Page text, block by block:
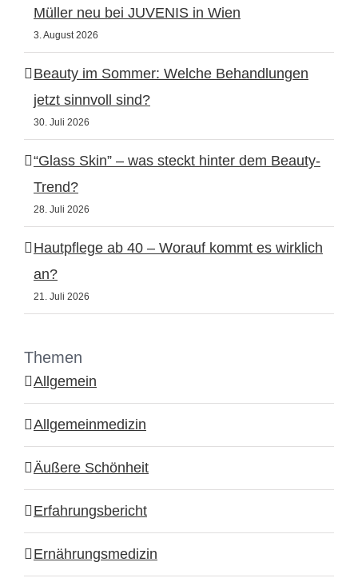
Müller neu bei JUVENIS in Wien
3. August 2026
Beauty im Sommer: Welche Behandlungen
jetzt sinnvoll sind?
30. Juli 2026
“Glass Skin” – was steckt hinter dem Beauty-
Trend?
28. Juli 2026
Hautpflege ab 40 – Worauf kommt es wirklich
an?
21. Juli 2026
Themen
Allgemein
Allgemeinmedizin
Äußere Schönheit
Erfahrungsbericht
Ernährungsmedizin